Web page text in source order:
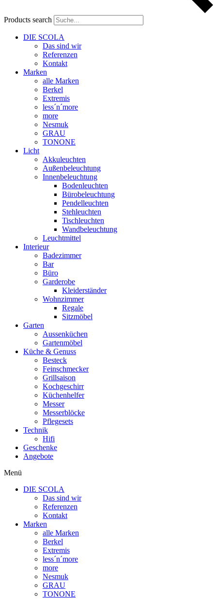
Products search
DIE SCOLA
Das sind wir
Referenzen
Kontakt
Marken
alle Marken
Berkel
Extremis
less´n´more
more
Nesmuk
GRAU
TONONE
Licht
Akkuleuchten
Außenbeleuchtung
Innenbeleuchtung
Bodenleuchten
Bürobeleuchtung
Pendelleuchten
Stehleuchten
Tischleuchten
Wandbeleuchtung
Leuchtmittel
Interieur
Badezimmer
Bar
Büro
Garderobe
Kleiderständer
Wohnzimmer
Regale
Sitzmöbel
Garten
Aussenküchen
Gartenmöbel
Küche & Genuss
Besteck
Feinschmecker
Grillsaison
Kochgeschirr
Küchenhelfer
Messer
Messerblöcke
Pflegesets
Technik
Hifi
Geschenke
Angebote
Menü
DIE SCOLA
Das sind wir
Referenzen
Kontakt
Marken
alle Marken
Berkel
Extremis
less´n´more
more
Nesmuk
GRAU
TONONE